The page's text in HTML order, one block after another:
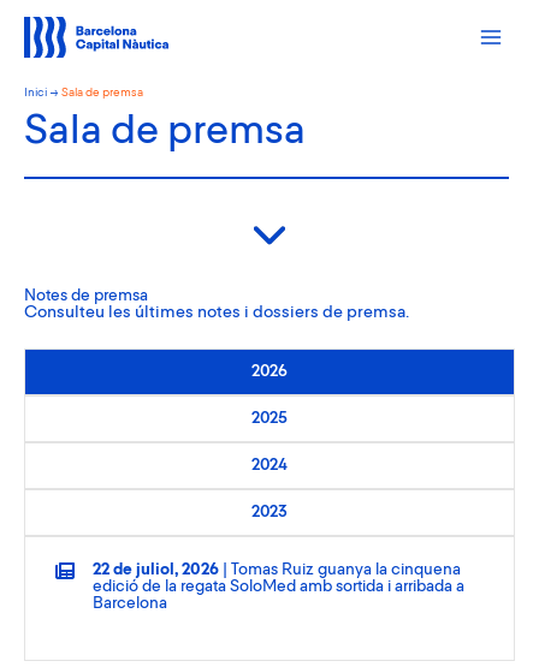
contingut
Inici Sala de premsa
Sala de premsa
Notes de premsa
Consulteu les últimes notes i dossiers de premsa.
2026
2025
2024
2023
22 de juliol, 2026 | Tomas Ruiz guanya la cinquena
edició de la regata SoloMed amb sortida i arribada a
Barcelona